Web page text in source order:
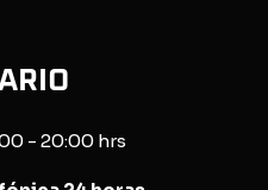
- 20:00 hrs